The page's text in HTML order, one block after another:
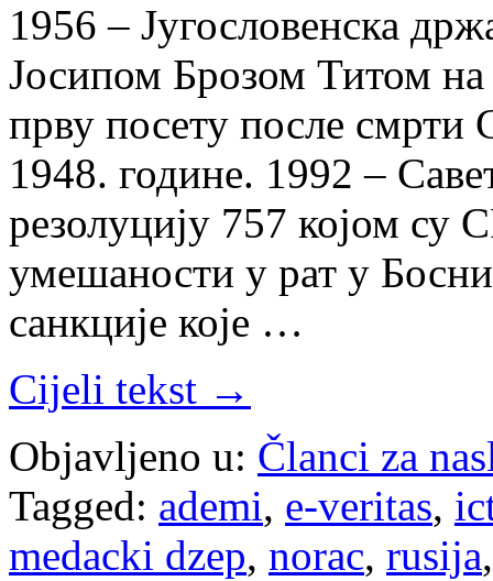
1956 – Југословенска
Јосипом Брозом Титом
прву посету после
1948. године. 1992 –
резолуцију 757 којом су
умешаности у рат у
санкције које …
Cijeli tekst →
Objavljeno u: Članci za
Tagged: ademi, e-veritas,
medacki dzep, norac, rusija